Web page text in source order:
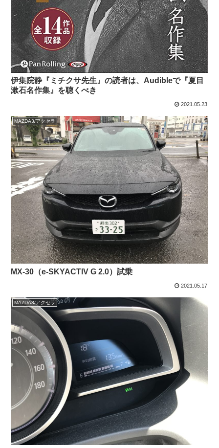
伊集院静『ミチクサ先生』の読者は、Audibleで『夏目
漱石名作集』を聴くべき
2021.05.23
MAZDA3/アクセラ
MX-30（e-SKYACTIV G 2.0）試乗
2021.05.17
MAZDA3/アクセラ